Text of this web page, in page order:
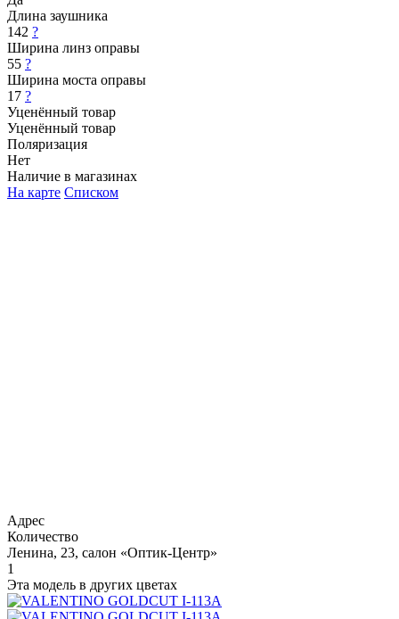
Длина заушника
142 ?
Ширина линз оправы
55 ?
Ширина моста оправы
17 ?
Уценённый товар
Уценённый товар
Поляризация
Нет
Наличие в магазинах
На карте Списком
Адрес
Количество
Ленина, 23, салон «Оптик-Центр»
1
Эта модель в других цветах